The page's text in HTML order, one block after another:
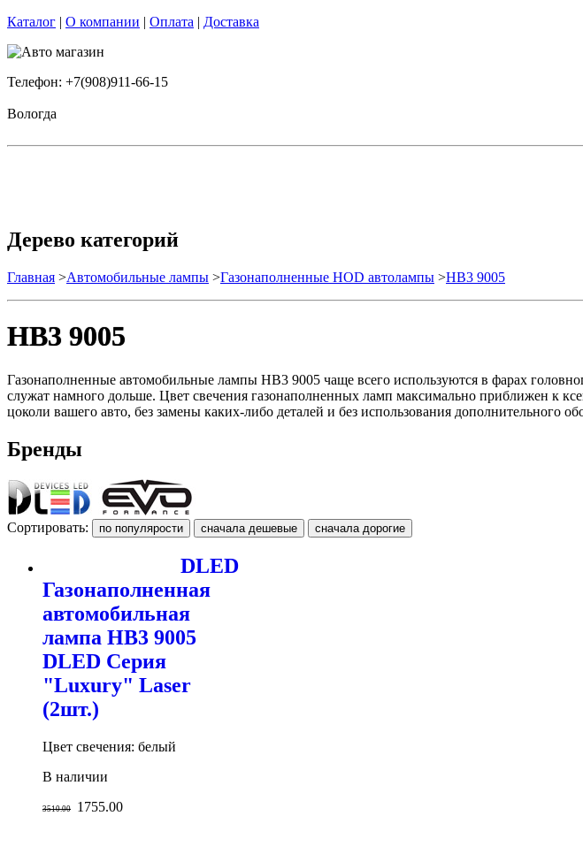
Каталог | О компании | Оплата | Доставка
Телефон: +7(908)911-66-15
Вологда
Дерево категорий
Главная >Автомобильные лампы >Газонаполненные HOD автолампы >HB3 9005
HB3 9005
Газонаполненные автомобильные лампы НВ3 9005 чаще всего используются в фарах
служат намного дольше. Цвет свечения газонаполненных ламп максимально приближен к
цоколи вашего авто, без замены каких-либо деталей и без использования дополнительного
Бренды
Сортировать:
DLED
Газонаполненная
автомобильная
лампа HB3 9005
DLED Серия
"Luxury" Laser
(2шт.)
Цвет свечения: белый
В наличии
3510.00 1755.00